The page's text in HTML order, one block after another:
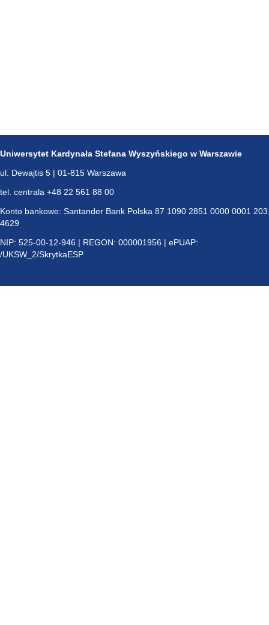
Uniwersytet Kardynała Stefana Wyszyńskiego w Warszawie
ul. Dewajtis 5 | 01-815 Warszawa
tel. centrala +48 22 561 88 00
Konto bankowe: Santander Bank Polska 87 1090 2851 0000 0001
4629
NIP: 525-00-12-946 | REGON: 000001956 | ePUAP:
/UKSW_2/SkrytkaESP